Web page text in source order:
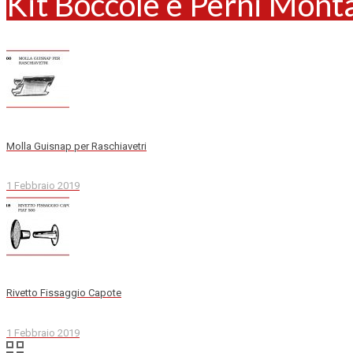
Molla Guisnap per Raschiavetri
1 Febbraio 2019
Rivetto Fissaggio Capote
1 Febbraio 2019